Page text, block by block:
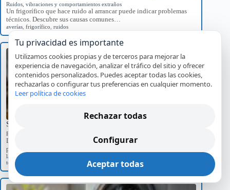
Ruidos, vibraciones y comportamientos extraños
Un frigorífico que hace ruido al arrancar puede indicar problemas
técnicos. Descubre sus causas comunes…
averías frigorífico ruidos
Soluciones para Lavavajillas que No Detecta la Pastilla
Problemas en lavadoras
Descubre las razones por las que un lavavajillas no detecta la
pastilla de detergente y…
lavavajillas
técnico
Tu privacidad es importante
Utilizamos cookies propias y de terceros para mejorar la
experiencia de navegación, analizar el tráfico del sitio y ofrecer
contenidos personalizados. Puedes aceptar todas las cookies,
rechazarlas o configurar tus preferencias en cualquier momento.
Leer política de cookies
Rechazar todas
Configurar
Aceptar todas